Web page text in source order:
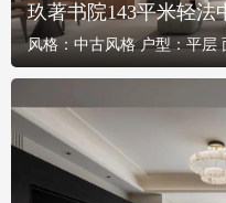
玖著书院143平米轻法
风格： 中古风格 户型：平层